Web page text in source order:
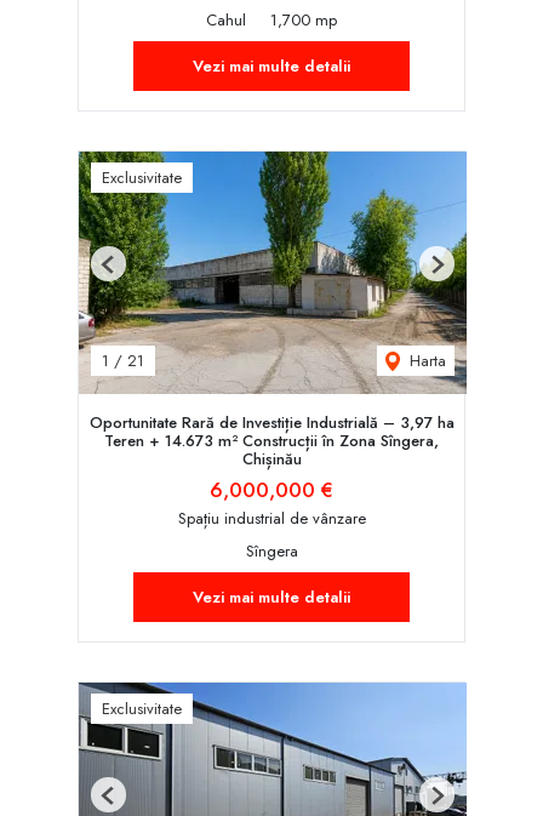
Cahul
1,700 mp
Vezi mai multe detalii
Exclusivitate
1 / 21 Harta
Previous Next
Oportunitate Rară de Investiție Industrială – 3,97 ha
Teren + 14.673 m² Construcții în Zona Sîngera,
Chișinău
6,000,000 €
Spațiu industrial de vânzare
Sîngera
Vezi mai multe detalii
Exclusivitate
Previous Next